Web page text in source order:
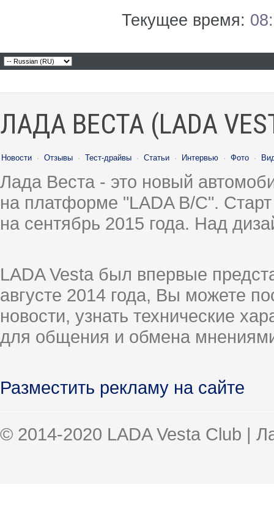
Текущее время:
ЛАДА ВЕСТА (LADA
Новости · Отзывы · Тест-драйвы · Статьи · Интервью · Фото ·
Лада Веста - это новый
на платформе "LADA B/C".
на сентябрь 2015 года. Над
LADA Vesta был впервые
августе 2014 года, Вы можете
новости, узнать технические
для общения и обмена
Разместить рекламу на сайте
© 2014-2020 LADA Vesta Club |